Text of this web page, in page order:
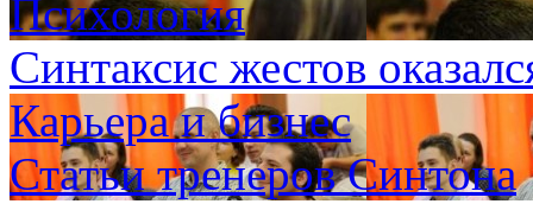
Психология
Синтаксис жестов
Карьера и бизнес
Статьи тренеров Синтона